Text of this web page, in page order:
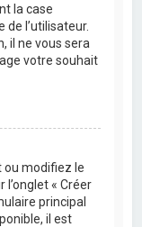
la case
l’utilisateur.
il ne vous sera
votre souhait
ou modifiez le
l’onglet « Créer
principal
il est